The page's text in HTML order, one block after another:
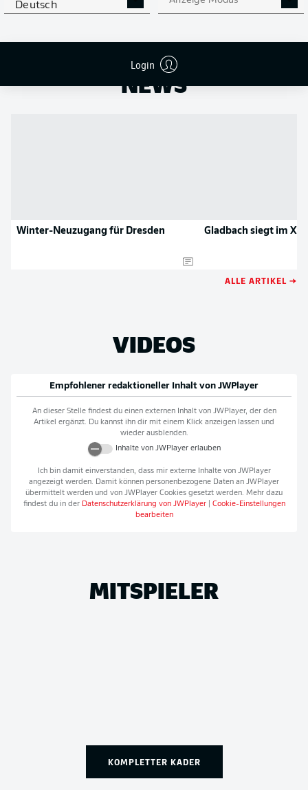
Deutsch
Login
NOCH MEHR BUNDESLIGA
IN DER APP!
NEWS
Winter-Neuzugang für Dresden Gladbach siegt im
ALLE ARTIKEL →
VIDEOS
Empfohlener redaktioneller Inhalt von JWPlayer
An dieser Stelle findest du einen externen Inhalt von JWPlayer, der den
Artikel ergänzt. Du kannst ihn dir mit einem Klick anzeigen lassen und
wieder ausblenden.
Inhalte von JWPlayererlauben
Ich bin damit einverstanden, dass mir externe Inhalte von JWPlayer
angezeigt werden. Damit können personenbezogene Daten an JWPlayer
übermittelt werden und von JWPlayer Cookies gesetzt werden. Mehr dazu
findest du in der Datenschutzerklärung von JWPlayer| Cookie-Einstellungen
bearbeiten
MITSPIELER
KOMPLETTER KADER